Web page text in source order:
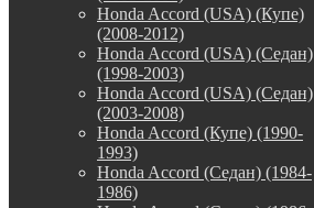
Honda Accord (USA) (Купе)
(2008-2012)
Honda Accord (USA) (Седан)
(1998-2003)
Honda Accord (USA) (Седан)
(2003-2008)
Honda Accord (Купе) (1990-
1993)
Honda Accord (Седан) (1984-
1986)